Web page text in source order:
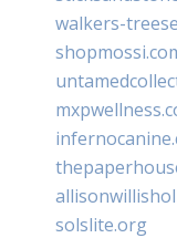
walkers-
solslite.org